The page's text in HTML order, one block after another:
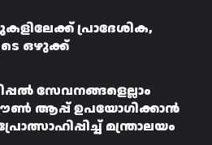
പ്രാദേശിക,
ഒഴുക്ക്
സേവനങ്ങളെല്ലാം
ആപ്പ് ഉപയോഗിക്കാൻ
മന്ത്രാലയം